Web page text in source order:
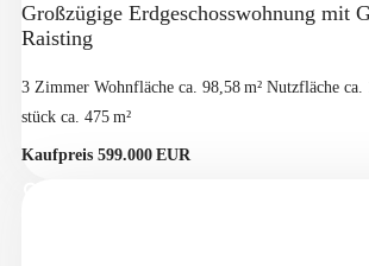
Großzügige Erdgeschosswohnung mit
Raisting
3 Zimmer Wohnfläche ca. 98,58 m² Nutzfläche ca.
stück ca. 475 m²
Kaufpreis 599.000 EUR